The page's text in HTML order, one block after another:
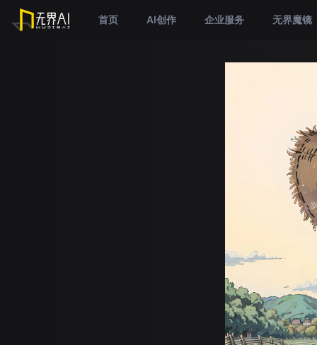
首页 AI创作 企业服务 无界魔镜